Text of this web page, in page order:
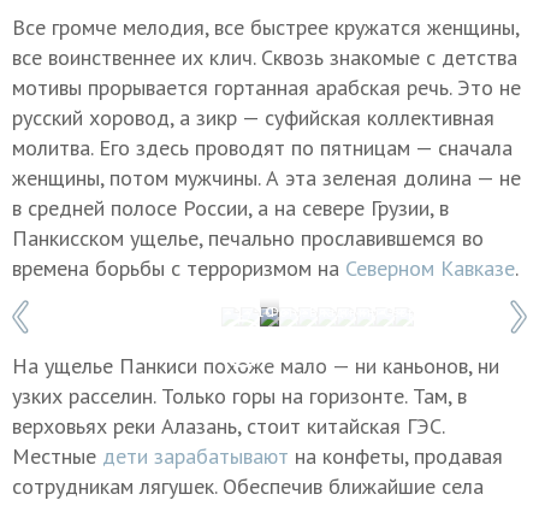
Все громче мелодия, все быстрее кружатся женщины,
все воинственнее их клич. Сквозь знакомые с детства
мотивы прорывается гортанная арабская речь. Это не
русский хоровод, а зикр — суфийская коллективная
молитва. Его здесь проводят по пятницам — сначала
женщины, потом мужчины. А эта зеленая долина — не
в средней полосе России, а на севере Грузии, в
Панкисском ущелье, печально прославившемся во
времена борьбы с терроризмом на Северном Кавказе.
Фото: Владимир Севриновский
1 / 10
На ущелье Панкиси похоже мало — ни каньонов, ни
узких расселин. Только горы на горизонте. Там, в
верховьях реки Алазань, стоит китайская ГЭС.
Местные дети зарабатывают на конфеты, продавая
сотрудникам лягушек. Обеспечив ближайшие села